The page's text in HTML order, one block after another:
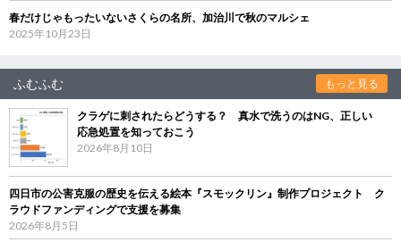
春だけじゃもったいないさくらの名所、加治川で秋のマルシェ
2025年10月23日
ふむふむ もっと見る
クラゲに刺されたらどうする？ 真水で洗うのはNG、正しい
応急処置を知っておこう
2026年8月10日
四日市の公害克服の歴史を伝える絵本『スモックリン』制作プロジェクト ク
ラウドファンディングで支援を募集
2026年8月5日